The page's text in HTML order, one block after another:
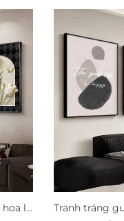
lá
Tranh tráng